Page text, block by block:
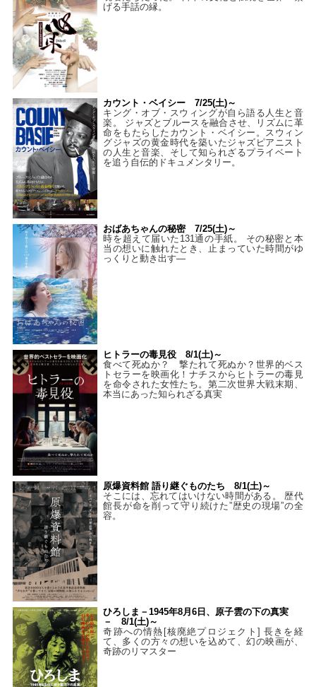
げる手話の縁。
カウント・ベイシー 7/25(土)～
キング・オブ・スウィングが自ら語る人生と音
楽。 ジャズとブルースを融合させ、リズムに革
命をもたらしたカウント・ベイシー。スウィン
グジャズの黄金時代を築いたジャズピアニスト
の人生と音楽、そして知られざるプライベート
を追う自伝的ドキュメンタリー。
おばあちゃんの秘密 7/25(土)～
時を超えて届いた131通の手紙。 その秘密と本
当の想いに触れたとき、止まっていた時間がゆ
っくりと動き出す―
ヒトラーの毒見役 8/1(土)～
食べて死ぬか？ 撃たれて死ぬか？世界的ベス
トセラーを映画化！ナチスからヒトラーの毒見
を命令された女性たち。第二次世界大戦末期、
本当にあった知られざる真実
原爆資料館 語り継ぐものたち 8/1(土)～
そこには、忘れてはいけない時間がある。 歴代
館長が命を削って守り続けた”歴史の現場”の全
容。
ひろしま－1945年8月6日、原子雲の下の真実
－ 8/1(土)～
奇跡への情熱[核廃絶プロジェクト] 長きを経
て、多くの方々の想いを込めて、幻の映画が、
奇跡のリマスター